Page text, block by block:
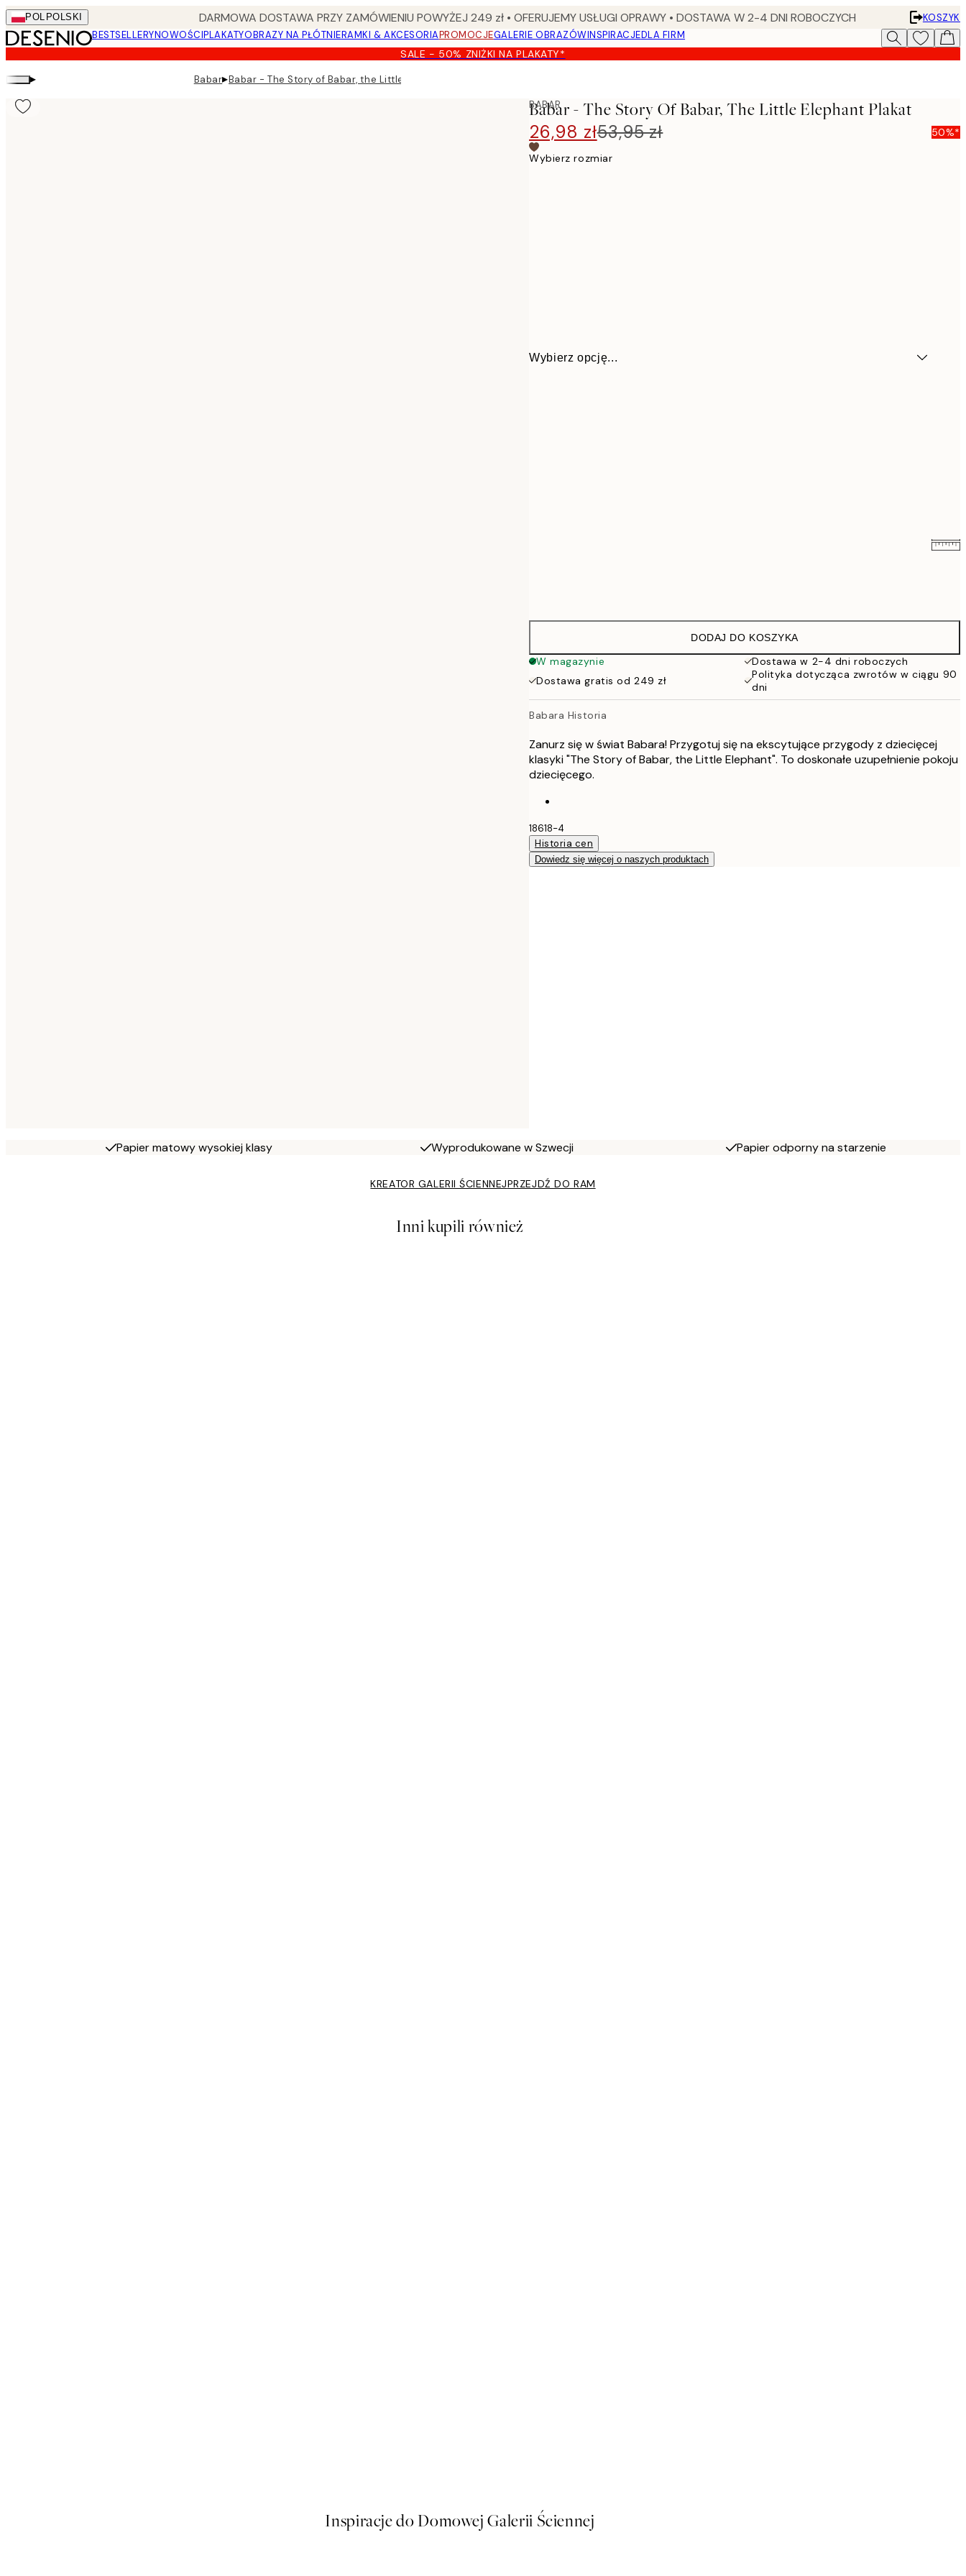
Skip
to
main
content.
POL POLSKI DARMOWA DOSTAWA PRZY ZAMÓWIENIU POWYŻEJ 249 zł • OFERUJEMY USŁUGI OPRAWY • DOSTAWA W 2-4 DNI ROBOCZYCH
KOSZYK
BESTSELLERYNOWOŚCIPLAKATYOBRAZY NA PŁÓTNIERAMKI & AKCESORIAPROMOCJEGALERIE OBRAZÓWINSPIRACJEDLA FIRM
SALE - 50% ZNIŻKI NA PLAKATY*
▸ Babar▸Babar - The Story of Babar, the Little Elephant Plakat
BABAR
Babar - The Story Of Babar, The Little Elephant Plakat
26,98 zł53,95 zł 50%*
Wybierz rozmiar
Wybierz opcję...
86 zł
152 zł
DODAJ DO KOSZYKA
W magazynie
Dostawa w 2-4 dni roboczych
Dostawa gratis od 249 zł
Polityka dotycząca zwrotów w ciągu 90
dni
Babara Historia
Zanurz się w świat Babara! Przygotuj się na ekscytujące przygody z dziecięcej
klasyki "The Story of Babar, the Little Elephant". To doskonałe uzupełnienie pokoju
dziecięcego.
18618-4
Historia cen
Dowiedz się więcej o naszych produktach
Papier matowy wysokiej klasy Wyprodukowane w Szwecji Papier odporny na starzenie
KREATOR GALERII ŚCIENNEJPRZEJDŹ DO RAM
Inni kupili również
Inspiracje do Domowej Galerii Ściennej